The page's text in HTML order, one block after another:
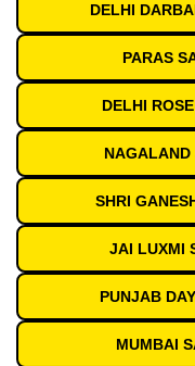
DELHI
PARAS
DELHI
NAGALAND
SHRI
JAI LUXMI
PUNJAB
MUMBAI